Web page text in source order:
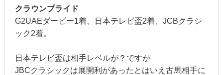
クラウンプライド
G2UAEダービー1着、日本テレビ盃2着、JCBクラシ
ック2着。
日本テレビ盃は相手レベルが？ですが
JBCクラシックは展開利があったとはいえ古馬相手に